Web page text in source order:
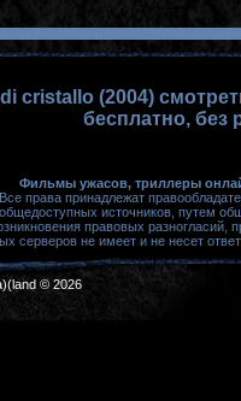
cristallo (2004)
бесплатно, без
Фильмы ужасов, триллеры
Все права принадлежат
источников, путем
правовых
серверов не имеет и не несет
© 2026